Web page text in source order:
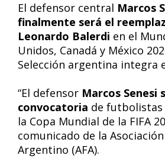
El defensor central Marcos
finalmente será el
Leonardo Balerdi en el
Unidos, Canadá y México
Selección argentina integra
“El defensor Marcos Senesi
convocatoria de
la Copa Mundial de la FIFA
comunicado de la
Argentino (AFA).